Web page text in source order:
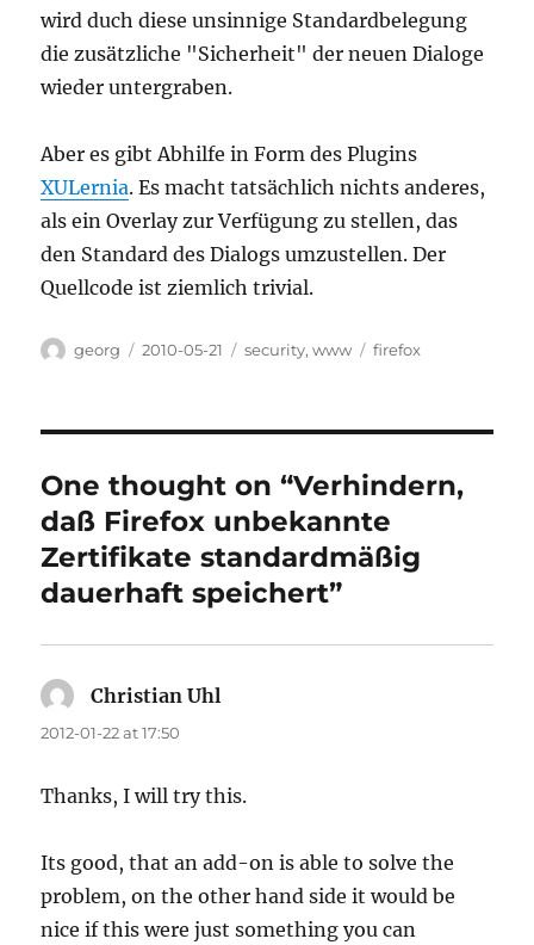
wird duch diese unsinnige Standardbelegung
die zusätzliche "Sicherheit" der neuen Dialoge
wieder untergraben.
Aber es gibt Abhilfe in Form des Plugins
XULernia. Es macht tatsächlich nichts anderes,
als ein Overlay zur Verfügung zu stellen, das
den Standard des Dialogs umzustellen. Der
Quellcode ist ziemlich trivial.
Author
georg
Posted
2010-05-21 Categories
security,www Tags
firefox
One thought on “Verhindern,
daß Firefox unbekannte
Zertifikate standardmäßig
dauerhaft speichert”
Christian Uhl
2012-01-22 at 17:50
Thanks, I will try this.
Its good, that an add-on is able to solve the
problem, on the other hand side it would be
nice if this were just something you can